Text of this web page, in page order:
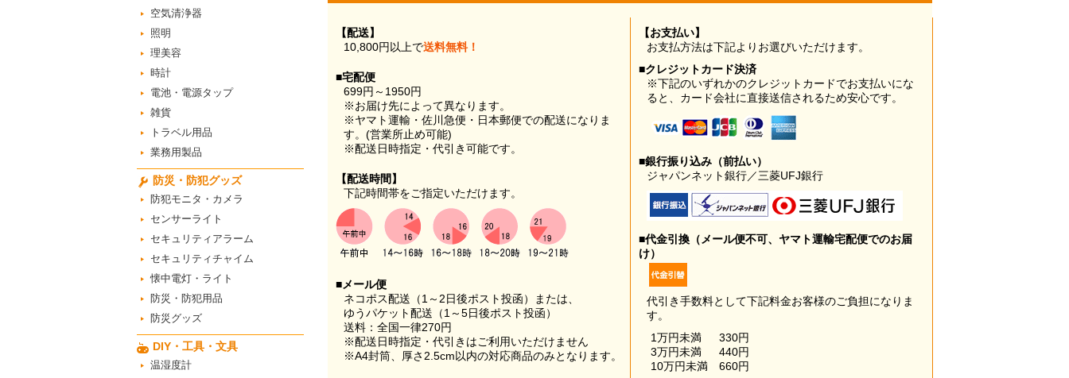
空気清浄器
照明
理美容
時計
電池・電源タップ
雑貨
トラベル用品
業務用製品
防災・防犯グッズ
防犯モニタ・カメラ
センサーライト
セキュリティアラーム
セキュリティチャイム
懐中電灯・ライト
防災・防犯用品
防災グッズ
DIY・工具・文具
温湿度計
【配送】
10,800円以上で送料無料！
■宅配便
699円～1950円
※お届け先によって異なります。
※ヤマト運輸・佐川急便・日本郵便での配送になりま
す。(営業所止め可能)
※配送日時指定・代引き可能です。
【配送時間】
下記時間帯をご指定いただけます。
■メール便
ネコポス配送（1～2日後ポスト投函）または、
ゆうパケット配送（1～5日後ポスト投函）
送料：全国一律270円
※配送日時指定・代引きはご利用いただけません
※A4封筒、厚さ2.5cm以内の対応商品のみとなります。
【お支払い】
お支払方法は下記よりお選びいただけます。
■クレジットカード決済
※下記のいずれかのクレジットカードでお支払いにな
ると、カード会社に直接送信されるため安心です。
■銀行振り込み（前払い）
ジャパンネット銀行／三菱UFJ銀行
■代金引換（メール便不可、ヤマト運輸宅配便でのお届
け）
代引き手数料として下記料金お客様のご負担になりま
す。
1万円未満
330円
3万円未満
440円
10万円未満
660円